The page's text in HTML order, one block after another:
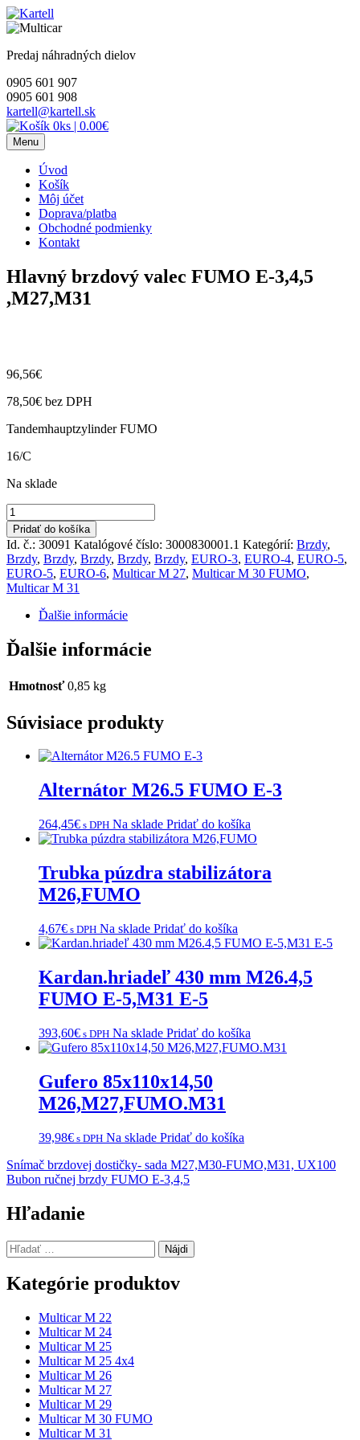
Skip
to
Predaj náhradných dielov
0905 601 907
0905 601 908
kartell@kartell.sk
0ks | 0.00€
Menu
Úvod
Košík
Môj účet
Doprava/platba
Obchodné podmienky
Kontakt
Hlavný brzdový valec FUMO E-3,4,5
,M27,M31
96,56€
78,50€ bez DPH
Tandemhauptzylinder FUMO
16/C
Na sklade
množstvo
Hlavný
brzdový
valec
FUMO
E-
3,4,5
,M27,M31
Pridať do košíka
Id. č.: 30091 Katalógové číslo: 3000830001.1 Kategórií: Brzdy,
Brzdy, Brzdy, Brzdy, Brzdy, Brzdy, EURO-3, EURO-4, EURO-5,
EURO-5, EURO-6, Multicar M 27, Multicar M 30 FUMO,
Multicar M 31
Ďalšie informácie
Ďalšie informácie
Hmotnosť 0,85 kg
Súvisiace produkty
Alternátor M26.5 FUMO E-3
264,45€ s DPH Na sklade Pridať do košíka
Trubka púzdra stabilizátora
M26,FUMO
4,67€ s DPH Na sklade Pridať do košíka
Kardan.hriadeľ 430 mm M26.4,5
FUMO E-5,M31 E-5
393,60€ s DPH Na sklade Pridať do košíka
Gufero 85x110x14,50
M26,M27,FUMO.M31
39,98€ s DPH Na sklade Pridať do košíka
Navigácia
v
článku
Snímač brzdovej dostičky- sada M27,M30-FUMO,M31, UX100
Bubon ručnej brzdy FUMO E-3,4,5
Hľadanie
Hľadať:
Kategórie produktov
Multicar M 22
Multicar M 24
Multicar M 25
Multicar M 25 4x4
Multicar M 26
Multicar M 27
Multicar M 29
Multicar M 30 FUMO
Multicar M 31